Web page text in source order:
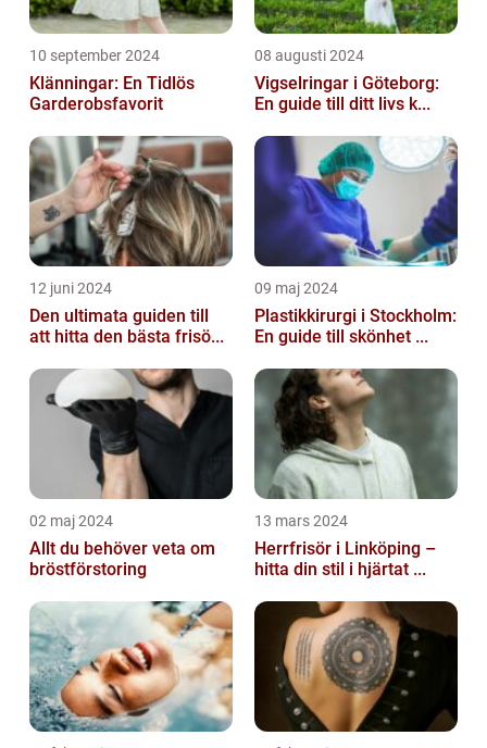
10 september 2024
Klänningar: En Tidlös
Garderobsfavorit
08 augusti 2024
Vigselringar i Göteborg:
En guide till ditt livs k...
12 juni 2024
Den ultimata guiden till
att hitta den bästa frisö...
09 maj 2024
Plastikkirurgi i Stockholm:
En guide till skönhet ...
02 maj 2024
Allt du behöver veta om
bröstförstoring
13 mars 2024
Herrfrisör i Linköping –
hitta din stil i hjärtat ...